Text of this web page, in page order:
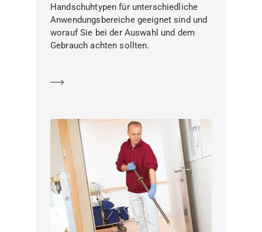
Handschuhtypen für unterschiedliche
Anwendungsbereiche geeignet sind und
worauf Sie bei der Auswahl und dem
Gebrauch achten sollten.